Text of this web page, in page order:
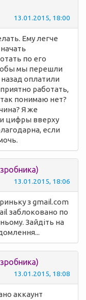
13.01.2015, 18:00
Ему легче
по его
мы перешли
оплатили
работать,
понимаю нет?
Я же
цифры вверху
если
13.01.2015, 18:06
з gmail.com
заблоковано по
Зайдіть на
13.01.2015, 18:08
аккаунт